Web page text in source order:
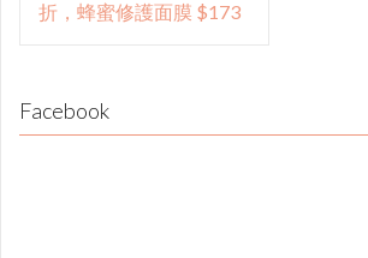
折，蜂蜜修護面膜 $173
Facebook